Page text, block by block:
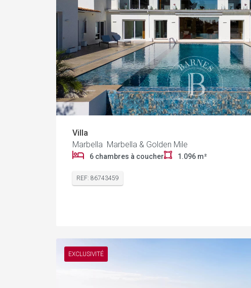
Villa
Marbella Marbella & Golden Mile
6 chambres à coucher 1.096 m²
REF: 86743459
EXCLUSIVITÉ